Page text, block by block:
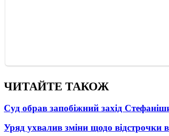
ЧИТАЙТЕ ТАКОЖ
Суд обрав запобіжний захід
Уряд ухвалив зміни щодо відстрочки